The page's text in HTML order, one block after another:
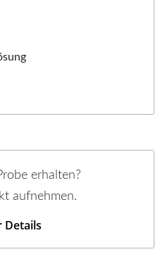
erhalten?
aufnehmen.
Details